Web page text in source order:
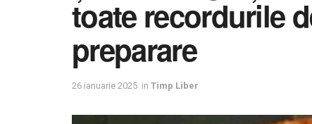
toate recordurile
preparare
26 ianuarie 2025 in Timp Liber